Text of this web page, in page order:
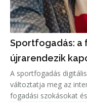
Sportfogadás: a
újrarendezik
A sportfogadás
változtatja meg az
fogadási szokásokat